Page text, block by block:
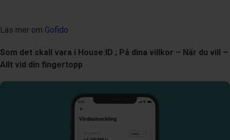
Läs mer om Gofido
Som det skall vara i House:ID ; På dina villkor – När du vill –
Allt vid din fingertopp